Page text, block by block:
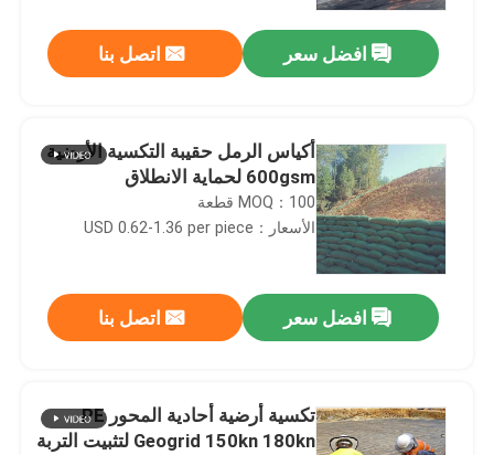
منزل
افضل سعر اتصل بنا
أكياس الرمل حقيبة التكسية الأرضية
600gsm لحماية الانطلاق
MOQ：100 قطعة
الأسعار：USD 0.62-1.36 per piece
افضل سعر اتصل بنا
تكسية أرضية أحادية المحور PE
Geogrid 150kn 180kn لتثبيت التربة